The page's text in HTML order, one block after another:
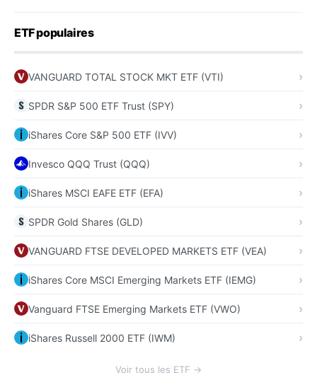
ETF populaires
VANGUARD TOTAL STOCK MKT ETF (VTI)
SPDR S&P 500 ETF Trust (SPY)
iShares Core S&P 500 ETF (IVV)
Invesco QQQ Trust (QQQ)
iShares MSCI EAFE ETF (EFA)
SPDR Gold Shares (GLD)
VANGUARD FTSE DEVELOPED MARKETS ETF (VEA)
iShares Core MSCI Emerging Markets ETF (IEMG)
Vanguard FTSE Emerging Markets ETF (VWO)
iShares Russell 2000 ETF (IWM)
Voir tous les ETF →